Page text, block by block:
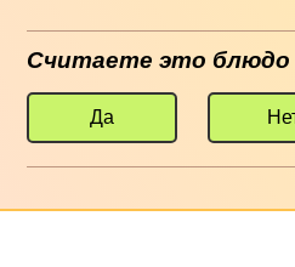
Считаете это
Да